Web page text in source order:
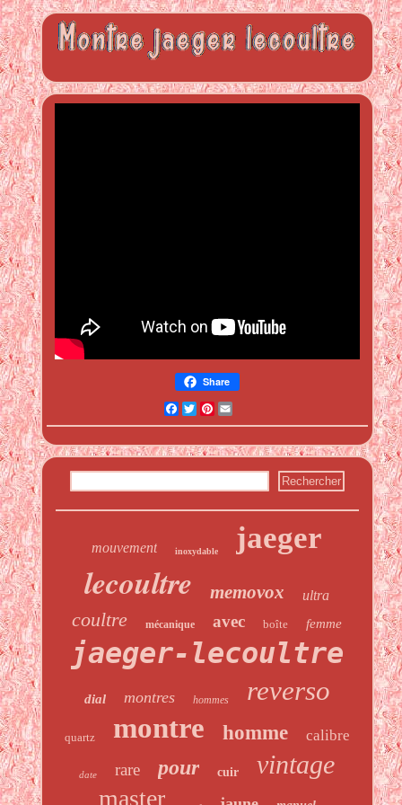
Share
Facebook
Twitter
Pinterest
Email
mouvement inoxydable jaeger
lecoultre memovox ultra
coultre mécanique avec boîte femme
jaeger-lecoultre
dial montres hommes reverso
quartz montre homme calibre
date rare pour cuir vintage
master